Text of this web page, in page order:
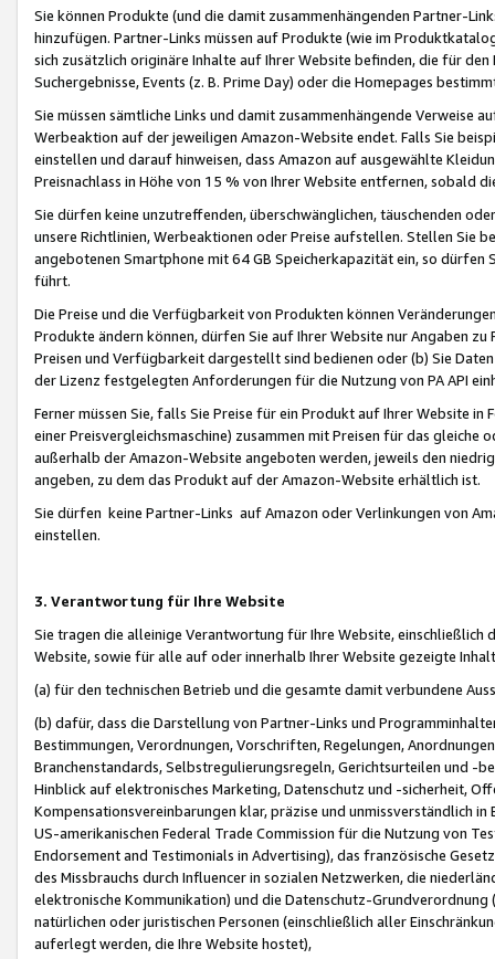
Sie können Produkte (und die damit zusammenhängenden Partner-
hinzufügen. Partner-Links müssen auf Produkte (wie im
sich zusätzlich originäre Inhalte auf Ihrer Website befinden, die für
Suchergebnisse, Events (z. B. Prime Day) oder die Homepages
Sie müssen sämtliche Links und damit zusammenhängende
Werbeaktion auf der jeweiligen Amazon-Website endet. Falls Sie
einstellen und darauf hinweisen, dass Amazon auf ausgewählte
Preisnachlass in Höhe von 15 % von Ihrer Website entfernen, sobald
Sie dürfen keine unzutreffenden, überschwänglichen, täuschenden
unsere Richtlinien, Werbeaktionen oder Preise aufstellen. Stellen Sie
angebotenen Smartphone mit 64 GB Speicherkapazität ein, so dürfen
führt.
Die Preise und die Verfügbarkeit von Produkten können
Produkte ändern können, dürfen Sie auf Ihrer Website nur Angaben
Preisen und Verfügbarkeit dargestellt sind bedienen oder (b) Sie
der Lizenz festgelegten Anforderungen für die Nutzung von PA API
Ferner müssen Sie, falls Sie Preise für ein Produkt auf Ihrer Website
einer Preisvergleichsmaschine) zusammen mit Preisen für das
außerhalb der Amazon-Website angeboten werden, jeweils den
angeben, zu dem das Produkt auf der Amazon-Website erhältlich ist.
Sie dürfen keine Partner-Links auf Amazon oder Verlinkungen von
einstellen.
3. Verantwortung für Ihre Website
Sie tragen die alleinige Verantwortung für Ihre Website,
Website, sowie für alle auf oder innerhalb Ihrer Website gezeigte
(a) für den technischen Betrieb und die gesamte damit verbundene
(b) dafür, dass die Darstellung von Partner-Links und
Bestimmungen, Verordnungen, Vorschriften, Regelungen,
Branchenstandards, Selbstregulierungsregeln, Gerichtsurteilen und -
Hinblick auf elektronisches Marketing, Datenschutz und -sicherheit,
Kompensationsvereinbarungen klar, präzise und unmissverständlich
US-amerikanischen Federal Trade Commission für die Nutzung von
Endorsement and Testimonials in Advertising), das französische
des Missbrauchs durch Influencer in sozialen Netzwerken, die
elektronische Kommunikation) und die Datenschutz-
natürlichen oder juristischen Personen (einschließlich aller
auferlegt werden, die Ihre Website hostet),